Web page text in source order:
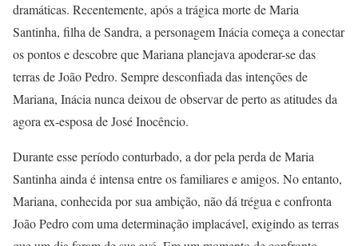
dramáticas. Recentemente, após a trágica morte de Maria
Santinha, filha de Sandra, a personagem Inácia começa a conectar
os pontos e descobre que Mariana planejava apoderar-se das
terras de João Pedro. Sempre desconfiada das intenções de
Mariana, Inácia nunca deixou de observar de perto as atitudes da
agora ex-esposa de José Inocêncio.
Durante esse período conturbado, a dor pela perda de Maria
Santinha ainda é intensa entre os familiares e amigos. No entanto,
Mariana, conhecida por sua ambição, não dá trégua e confronta
João Pedro com uma determinação implacável, exigindo as terras